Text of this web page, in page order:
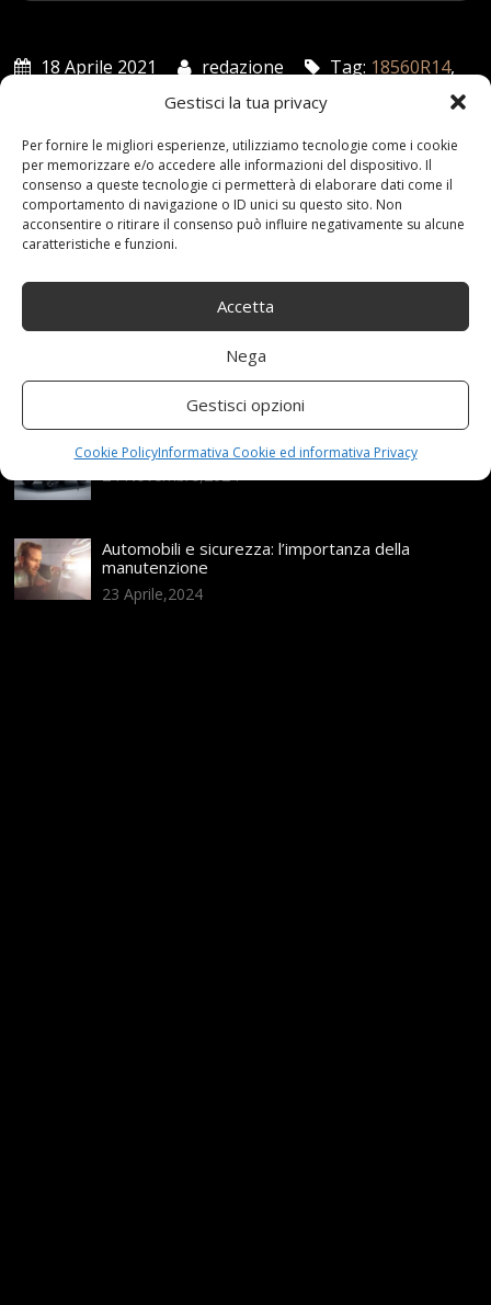
Gestisci la tua privacy
Per fornire le migliori esperienze, utilizziamo tecnologie come i cookie
per memorizzare e/o accedere alle informazioni del dispositivo. Il
consenso a queste tecnologie ci permetterà di elaborare dati come il
comportamento di navigazione o ID unici su questo sito. Non
acconsentire o ritirare il consenso può influire negativamente su alcune
caratteristiche e funzioni.
Accetta
Nega
Gestisci opzioni
Cookie PolicyInformativa Cookie ed informativa Privacy
18 Aprile 2021 redazione Tag: 18560R14,
Pneumatico
Shop
Articoli recenti
da sapere
Range Rover: un’icona tra i luxury SUV
25 Novembre,2024
Nuova MG ZS Hybrid+: i SUV si fanno ibridi
24 Novembre,2024
Automobili e sicurezza: l’importanza della
manutenzione
23 Aprile,2024